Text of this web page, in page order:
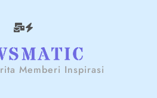
Memberi Inspirasi